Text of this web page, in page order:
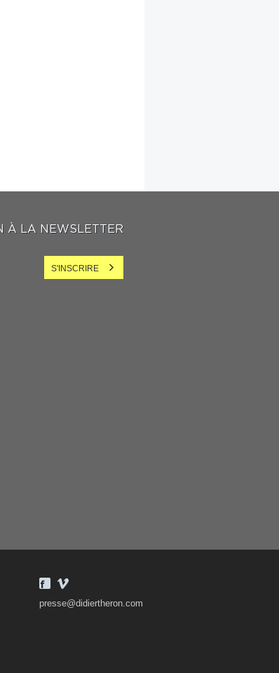
À LA NEWSLETTER
presse@didiertheron.com